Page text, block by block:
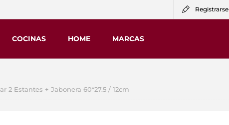
Registrarse
COCINAS HOME MARCAS
2 Estantes + Jabonera 60*27.5 / 12cm